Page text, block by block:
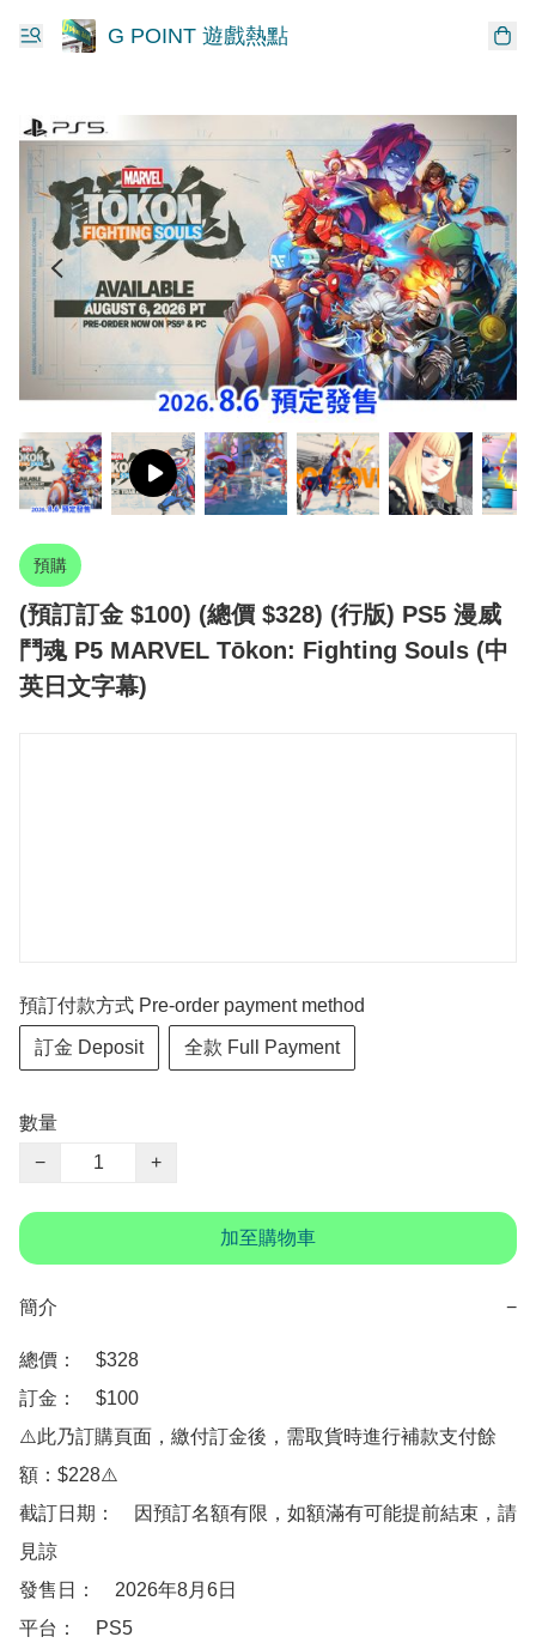
G POINT 遊戲熱點
預購
(預訂訂金 $100) (總價 $328) (行版) PS5 漫威
鬥魂 P5 MARVEL Tōkon: Fighting Souls (中
英日文字幕)
預訂付款方式 Pre-order payment method
訂金 Deposit 全款 Full Payment
數量
−
+
加至購物車
簡介 −
總價：　$328
訂金：　$100
⚠️此乃訂購頁面，繳付訂金後，需取貨時進行補款支付餘
額：$228⚠️
截訂日期：　因預訂名額有限，如額滿有可能提前結束，請
見諒
發售日：　2026年8月6日
平台：　PS5